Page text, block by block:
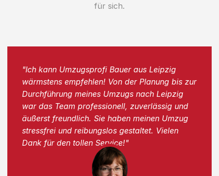
für sich.
"Ich kann Umzugsprofi Bauer aus Leipzig
wärmstens empfehlen! Von der Planung bis zur
Durchführung meines Umzugs nach Leipzig
war das Team professionell, zuverlässig und
äußerst freundlich. Sie haben meinen Umzug
stressfrei und reibungslos gestaltet. Vielen
Dank für den tollen Service!"